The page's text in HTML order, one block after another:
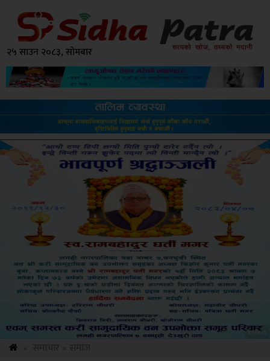
२५ साउन २०८३, सोमबार
Sdc